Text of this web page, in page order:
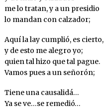
me lo tratan, y a un presidio
lo mandan con calzador;
Aquí la lay cumplió, es cierto,
y de esto me alegro yo;
quien tal hizo que tal pague.
Vamos pues a un señorón;
Tiene una causalidá…
Ya se ve…se remedió…